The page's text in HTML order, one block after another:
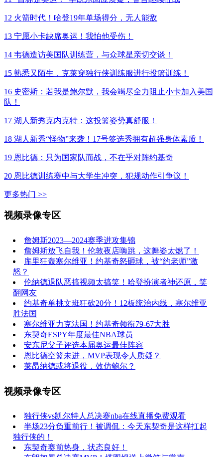
12 火箭时代！哈登19年单场得分，无人能敌
13 宁愿小卡缺席奥运！我怕他受伤！
14 韦德造访美国队训练营，与众球星亲切交谈！
15 熟悉又陌生，克莱穿独行侠训练服进行投篮训练！
16 史密斯：若我是鲍尔默，我会竭尽全力阻止小卡加入美国
队！
17 湖人新秀克内克特：这投篮姿势真舒服！
18 湖人新秀“怪物”来袭！17号签选秀拥有超强身体素质！
19 恩比德：只为国家队而战，不在乎对阵约基奇
20 恩比德训练赛中与大学生冲突，犯规动作引争议！
更多热门 >>
视频录像专区
詹姆斯2023—2024赛季进攻集锦
詹姆斯放飞自我！伦敦夜店嗨跳，这舞姿太燃了！
库里狂轰塞尔维亚！约基奇怒砸球，被“约老师”激
怒？
伦纳德退队恶搞视频太搞笑！哈登扮演者神还原，笑
翻网友
约基奇单挑文班狂砍20分！12板统治内线，塞尔维亚
胜法国
塞尔维亚力克法国！约基奇领衔79-67大胜
东契奇ESPY年度最佳NBA球员
安东尼父子评选本届奥运最佳阵容
恩比德空篮未进，MVP表现令人质疑？
莱昂纳德或将退役，效仿鲍尔？
视频录像专区
独行侠vs凯尔特人总决赛nba在线直播免费观看
半场23分负重前行！被调侃：今天东契奇是这样扛起
独行侠的！
东契奇赛前热身，状态良好！